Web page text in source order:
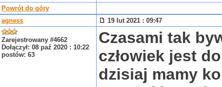
Powrót do góry
agness
19 lut 2021 : 09:47
Zarejestrowany #4662
Dołączył: 08 paź 2020 : 10:22
postów: 63
Czasami tak
człowiek jest
dzisiaj mamy